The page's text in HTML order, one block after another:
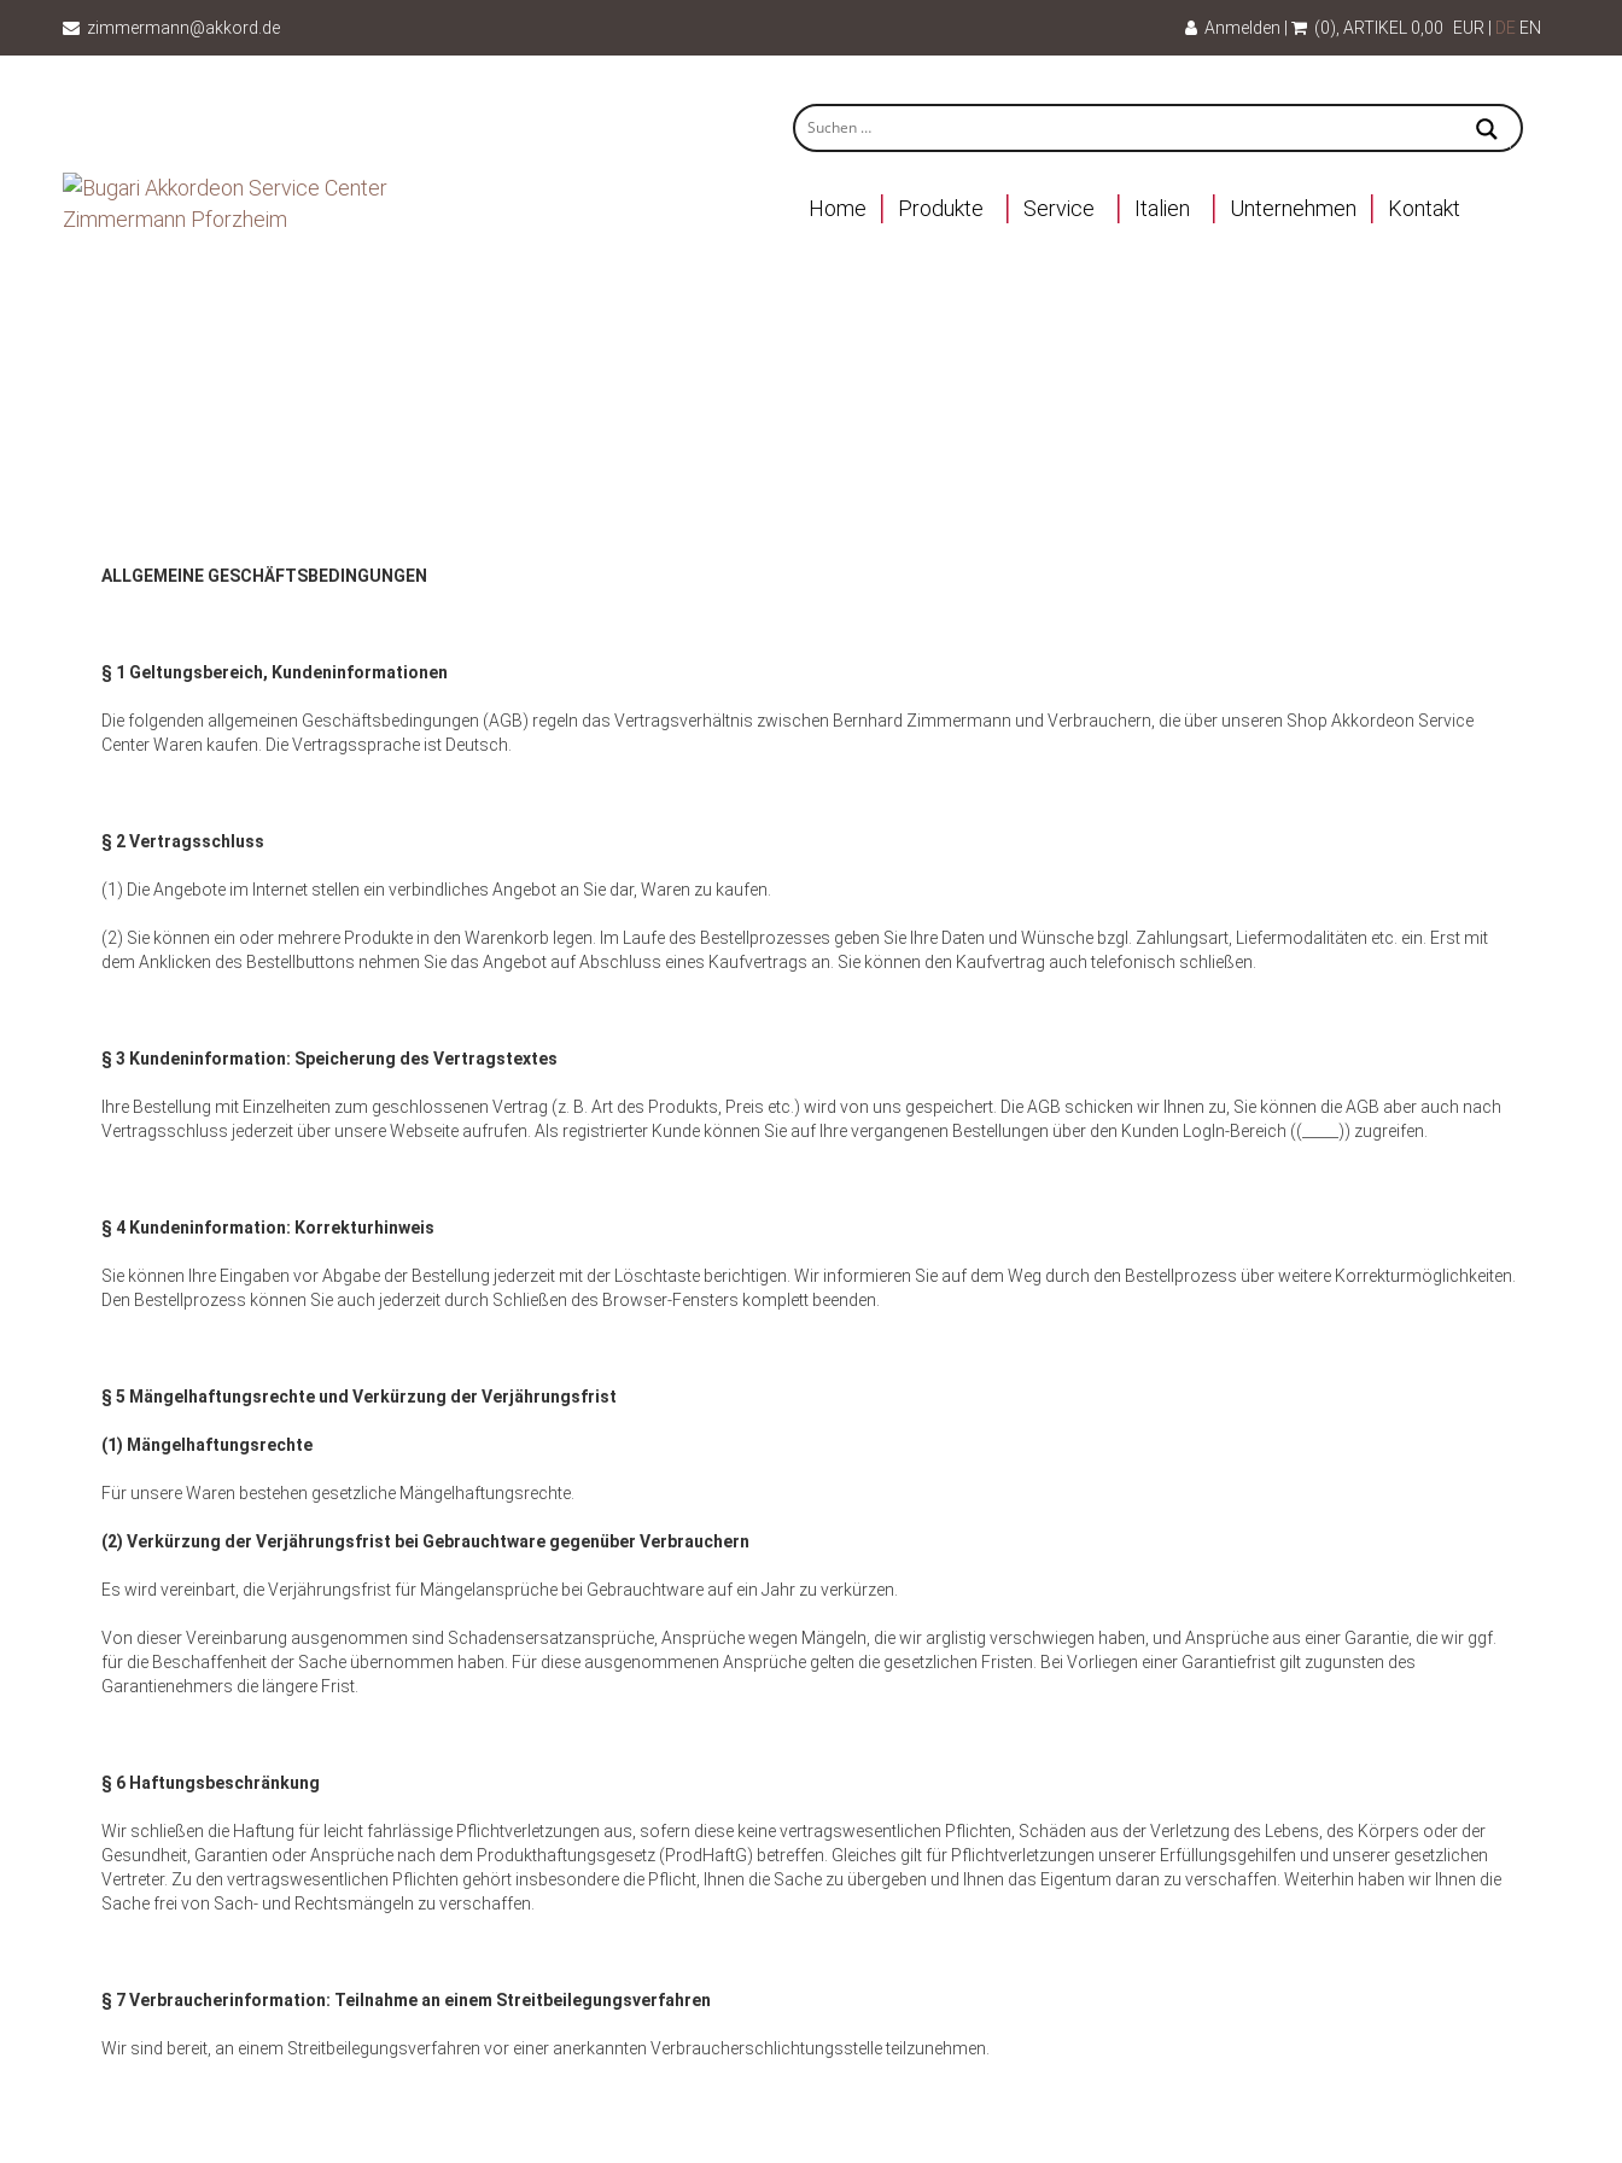
zimmermann@akkord.de Anmelden (0) , ARTIKEL 0,00 EUR DE EN
Home Produkte Service Italien Unternehmen Kontakt
ALLGEMEINE GESCHÄFTSBEDINGUNGEN
§ 1 Geltungsbereich, Kundeninformationen
Die folgenden allgemeinen Geschäftsbedingungen (AGB) regeln das Vertragsverhältnis zwischen Bernhard Zimmermann und Verbrauchern, die über unseren Shop Akkordeon Service
Center Waren kaufen. Die Vertragssprache ist Deutsch.
§ 2 Vertragsschluss
(1) Die Angebote im Internet stellen ein verbindliches Angebot an Sie dar, Waren zu kaufen.
(2) Sie können ein oder mehrere Produkte in den Warenkorb legen. Im Laufe des Bestellprozesses geben Sie Ihre Daten und Wünsche bzgl. Zahlungsart, Liefermodalitäten etc. ein. Erst mit
dem Anklicken des Bestellbuttons nehmen Sie das Angebot auf Abschluss eines Kaufvertrags an. Sie können den Kaufvertrag auch telefonisch schließen.
§ 3 Kundeninformation: Speicherung des Vertragstextes
Ihre Bestellung mit Einzelheiten zum geschlossenen Vertrag (z. B. Art des Produkts, Preis etc.) wird von uns gespeichert. Die AGB schicken wir Ihnen zu, Sie können die AGB aber auch nach
Vertragsschluss jederzeit über unsere Webseite aufrufen. Als registrierter Kunde können Sie auf Ihre vergangenen Bestellungen über den Kunden LogIn-Bereich ((_____)) zugreifen.
§ 4 Kundeninformation: Korrekturhinweis
Sie können Ihre Eingaben vor Abgabe der Bestellung jederzeit mit der Löschtaste berichtigen. Wir informieren Sie auf dem Weg durch den Bestellprozess über weitere Korrekturmöglichkeiten.
Den Bestellprozess können Sie auch jederzeit durch Schließen des Browser-Fensters komplett beenden.
§ 5 Mängelhaftungsrechte und Verkürzung der Verjährungsfrist
(1) Mängelhaftungsrechte
Für unsere Waren bestehen gesetzliche Mängelhaftungsrechte.
(2) Verkürzung der Verjährungsfrist bei Gebrauchtware gegenüber Verbrauchern
Es wird vereinbart, die Verjährungsfrist für Mängelansprüche bei Gebrauchtware auf ein Jahr zu verkürzen.
Von dieser Vereinbarung ausgenommen sind Schadensersatzansprüche, Ansprüche wegen Mängeln, die wir arglistig verschwiegen haben, und Ansprüche aus einer Garantie, die wir ggf.
für die Beschaffenheit der Sache übernommen haben. Für diese ausgenommenen Ansprüche gelten die gesetzlichen Fristen. Bei Vorliegen einer Garantiefrist gilt zugunsten des
Garantienehmers die längere Frist.
§ 6 Haftungsbeschränkung
Wir schließen die Haftung für leicht fahrlässige Pflichtverletzungen aus, sofern diese keine vertragswesentlichen Pflichten, Schäden aus der Verletzung des Lebens, des Körpers oder der
Gesundheit, Garantien oder Ansprüche nach dem Produkthaftungsgesetz (ProdHaftG) betreffen. Gleiches gilt für Pflichtverletzungen unserer Erfüllungsgehilfen und unserer gesetzlichen
Vertreter. Zu den vertragswesentlichen Pflichten gehört insbesondere die Pflicht, Ihnen die Sache zu übergeben und Ihnen das Eigentum daran zu verschaffen. Weiterhin haben wir Ihnen die
Sache frei von Sach- und Rechtsmängeln zu verschaffen.
§ 7 Verbraucherinformation: Teilnahme an einem Streitbeilegungsverfahren
Wir sind bereit, an einem Streitbeilegungsverfahren vor einer anerkannten Verbraucherschlichtungsstelle teilzunehmen.